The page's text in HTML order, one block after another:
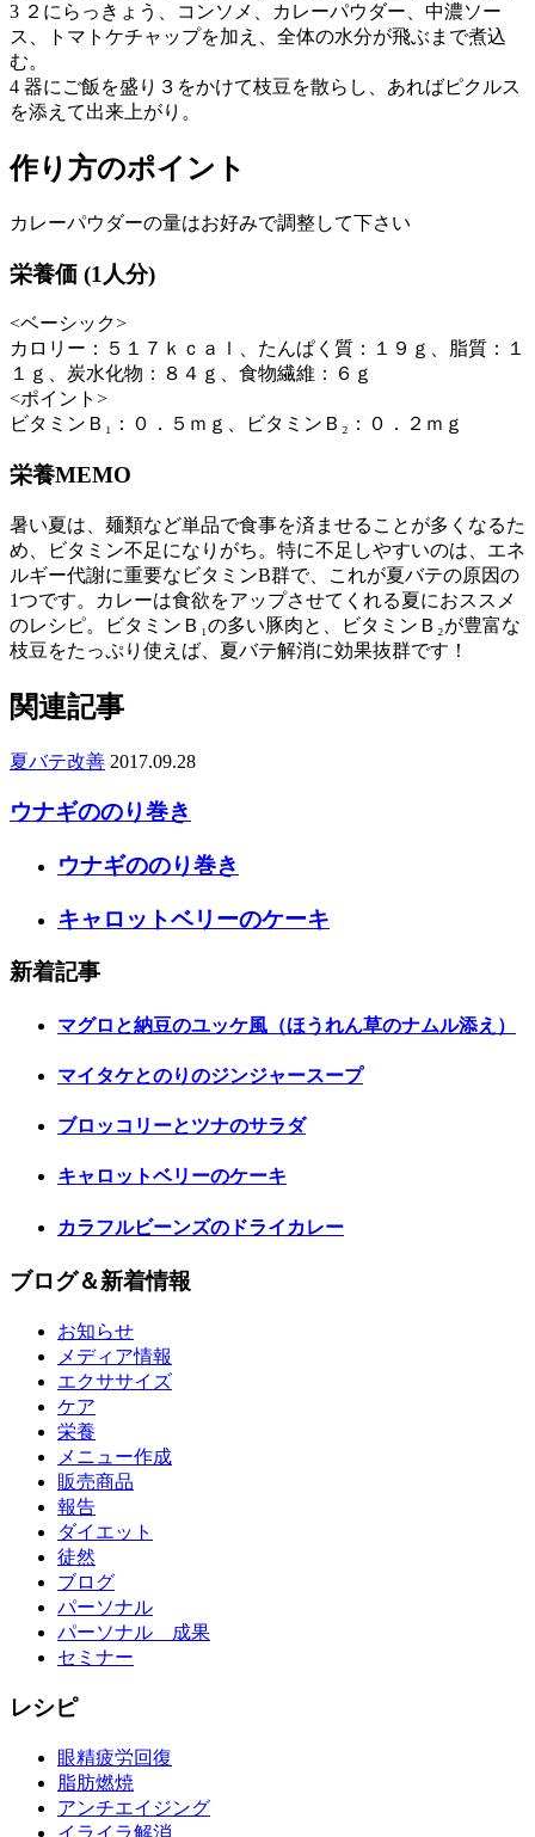
3 ２にらっきょう、コンソメ、カレーパウダー、中濃ソー
ス、トマトケチャップを加え、全体の水分が飛ぶまで煮込
む。
4 器にご飯を盛り３をかけて枝豆を散らし、あればピクルス
を添えて出来上がり。
作り方のポイント
カレーパウダーの量はお好みで調整して下さい
栄養価 (1人分)
<ベーシック>
カロリー：５１７ｋｃａｌ、たんぱく質：１９ｇ、脂質：１
１ｇ、炭水化物：８４ｇ、食物繊維：６ｇ
<ポイント>
ビタミンＢ₁：０．５ｍｇ、ビタミンＢ₂：０．２ｍｇ
栄養MEMO
暑い夏は、麺類など単品で食事を済ませることが多くなるた
め、ビタミン不足になりがち。特に不足しやすいのは、エネ
ルギー代謝に重要なビタミンB群で、これが夏バテの原因の
1つです。カレーは食欲をアップさせてくれる夏におススメ
のレシピ。ビタミンＢ₁の多い豚肉と、ビタミンＢ₂が豊富な
枝豆をたっぷり使えば、夏バテ解消に効果抜群です！
関連記事
夏バテ改善 2017.09.28
ウナギののり巻き
ウナギののり巻き
キャロットベリーのケーキ
新着記事
マグロと納豆のユッケ風（ほうれん草のナムル添え）
マイタケとのりのジンジャースープ
ブロッコリーとツナのサラダ
キャロットベリーのケーキ
カラフルビーンズのドライカレー
ブログ＆新着情報
お知らせ
メディア情報
エクササイズ
ケア
栄養
メニュー作成
販売商品
報告
ダイエット
徒然
ブログ
パーソナル
パーソナル 成果
セミナー
レシピ
眼精疲労回復
脂肪燃焼
アンチエイジング